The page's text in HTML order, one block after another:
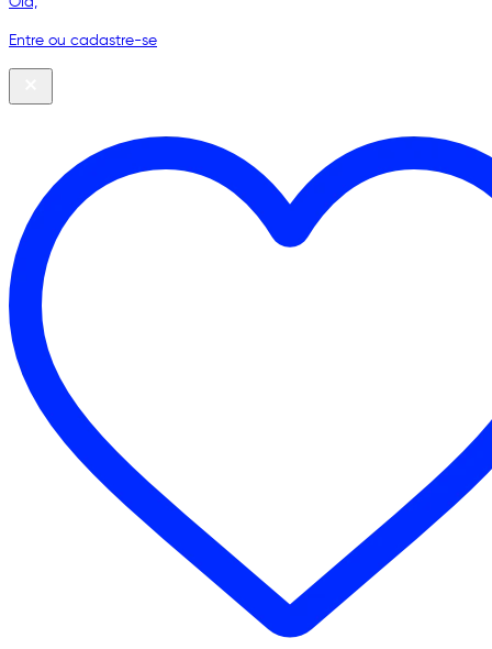
Entre ou cadastre-se